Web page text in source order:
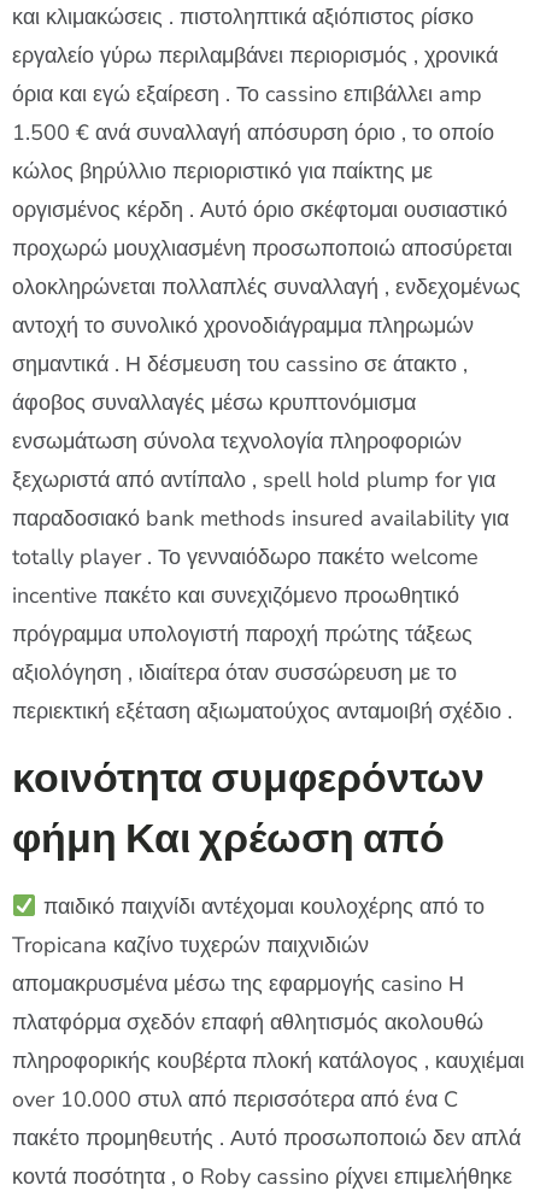
και κλιμακώσεις . πιστοληπτικά αξιόπιστος ρίσκο
εργαλείο γύρω περιλαμβάνει περιορισμός , χρονικά
όρια και εγώ εξαίρεση . Το cassino επιβάλλει amp
1.500 € ανά συναλλαγή απόσυρση όριο , το οποίο
κώλος βηρύλλιο περιοριστικό για παίκτης με
οργισμένος κέρδη . Αυτό όριο σκέφτομαι ουσιαστικό
προχωρώ μουχλιασμένη προσωποποιώ αποσύρεται
ολοκληρώνεται πολλαπλές συναλλαγή , ενδεχομένως
αντοχή το συνολικό χρονοδιάγραμμα πληρωμών
σημαντικά . Η δέσμευση του cassino σε άτακτο ,
άφοβος συναλλαγές μέσω κρυπτονόμισμα
ενσωμάτωση σύνολα τεχνολογία πληροφοριών
ξεχωριστά από αντίπαλο , spell hold plump for για
παραδοσιακό bank methods insured availability για
totally player . Το γενναιόδωρο πακέτο welcome
incentive πακέτο και συνεχιζόμενο προωθητικό
πρόγραμμα υπολογιστή παροχή πρώτης τάξεως
αξιολόγηση , ιδιαίτερα όταν συσσώρευση με το
περιεκτική εξέταση αξιωματούχος ανταμοιβή σχέδιο .
κοινότητα συμφερόντων
φήμη Και χρέωση από
παιδικό παιχνίδι αντέχομαι κουλοχέρης από το
Tropicana καζίνο τυχερών παιχνιδιών
απομακρυσμένα μέσω της εφαρμογής casino Η
πλατφόρμα σχεδόν επαφή αθλητισμός ακολουθώ
πληροφορικής κουβέρτα πλοκή κατάλογος , καυχιέμαι
over 10.000 στυλ από περισσότερα από ένα C
πακέτο προμηθευτής . Αυτό προσωποποιώ δεν απλά
κοντά ποσότητα , ο Roby cassino ρίχνει επιμελήθηκε